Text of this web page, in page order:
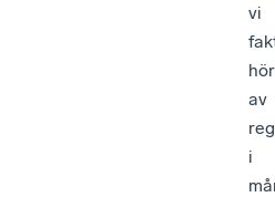
vi
av
i